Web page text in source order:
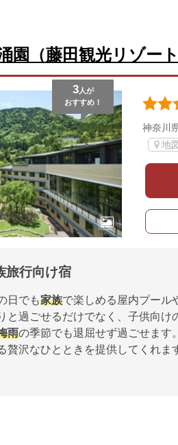
園（藤田観光リゾート
3人が
おすすめ！
神奈川
地
旅行向け宿
日でも家族で楽しめる屋内プール
と過ごせるだけでなく、子供向
雨の季節でも退屈せず過ごせます。
贅沢なひとときを提供してくれま